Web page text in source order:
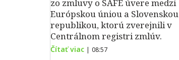
zo zmluvy o SAFE úvere medzi
Európskou úniou a Slovenskou
republikou, ktorú zverejnili v
Centrálnom registri zmlúv.
Čítať viac | 08:57